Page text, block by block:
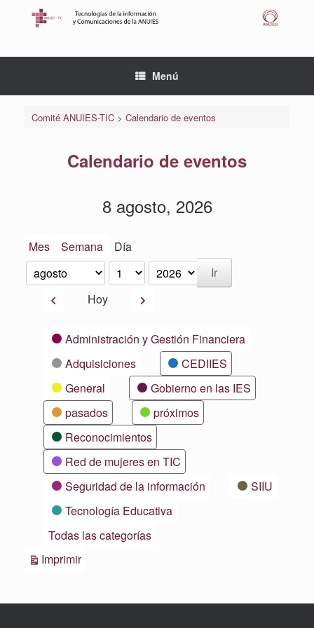
Menú
Comité ANUIES-TIC> Calendario de eventos
Calendario de eventos
8 agosto, 2026
Mes Semana Día
Mes
Día
Año
AnteriorHoy Siguiente
CategoríasAdministración y Gestión Financiera
Adquisiciones
CEDIIES
General
Gobierno en las IES
pasados
próximos
Reconocimientos
Red de mujeres en TIC
Seguridad de la información
SIIU
Tecnología Educativa
Todas las categorías
ImprimirVistas